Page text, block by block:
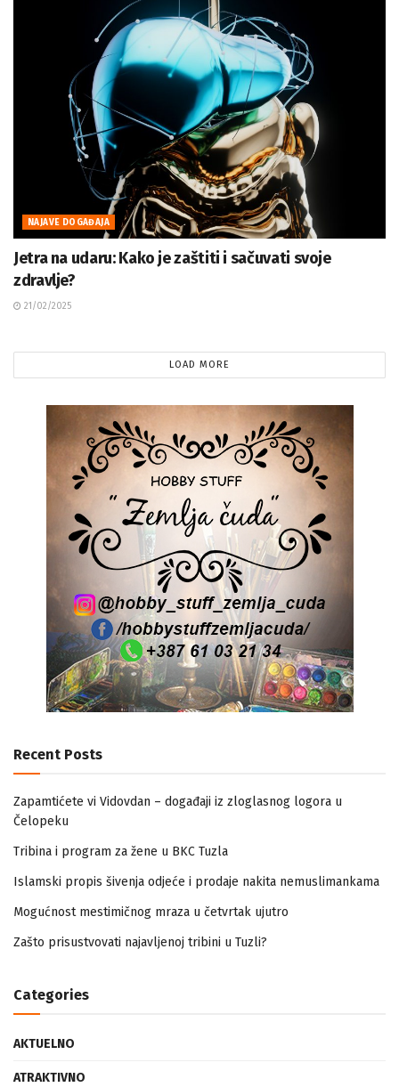
NAJAVE DOGAĐAJA
Jetra na udaru: Kako je zaštiti i sačuvati svoje
zdravlje?
21/02/2025
LOAD MORE
Recent Posts
Zapamtićete vi Vidovdan – događaji iz zloglasnog logora u
Čelopeku
Tribina i program za žene u BKC Tuzla
Islamski propis šivenja odjeće i prodaje nakita nemuslimankama
Mogućnost mestimičnog mraza u četvrtak ujutro
Zašto prisustvovati najavljenoj tribini u Tuzli?
Categories
AKTUELNO
ATRAKTIVNO